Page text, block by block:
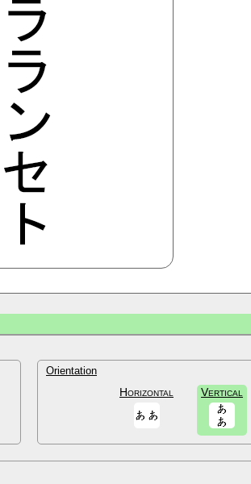
Orientation
Horizontal Vertical